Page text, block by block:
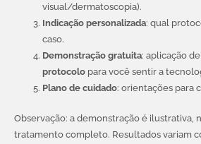
visual/dermatoscopia).
Indicação personalizada: qual
caso.
Demonstração gratuita: aplicação
protocolo para você sentir a
Plano de cuidado: orientações para
Observação: a demonstração é ilustrativa,
tratamento completo. Resultados variam